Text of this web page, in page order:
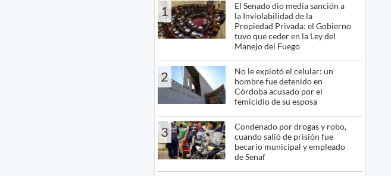
1
El Senado dio media sanción a
la Inviolabilidad de la
Propiedad Privada: el Gobierno
tuvo que ceder en la Ley del
Manejo del Fuego
2
No le explotó el celular: un
hombre fue detenido en
Córdoba acusado por el
femicidio de su esposa
3
Condenado por drogas y robo,
cuando salió de prisión fue
becario municipal y empleado
de Senaf